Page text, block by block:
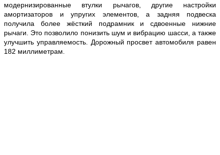
модернизированные втулки рычагов, другие настройки
амортизаторов и упругих элементов, а задняя подвеска
получила более жёсткий подрамник и сдвоенные нижние
рычаги. Это позволило понизить шум и вибрацию шасси, а также
улучшить управляемость. Дорожный просвет автомобиля равен
182 миллиметрам.